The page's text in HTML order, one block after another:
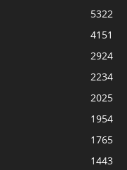
5322
4151
2924
2234
2025
1954
1765
1443